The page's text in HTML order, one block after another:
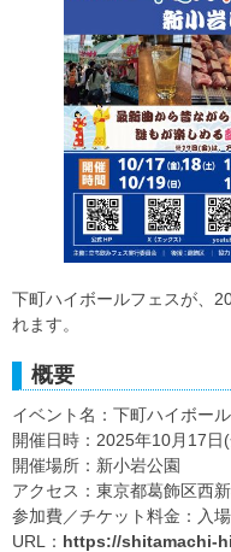
下町ハイボールフェスが、
れます。
概要
イベント名：下町ハイボー
開催日時：2025年10月17日
開催場所：新小岩公園
アクセス：東京都葛飾区西
参加費／チケット料金：入
URL： https://shitamachi-